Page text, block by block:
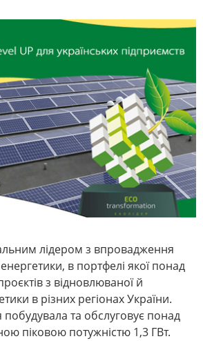
лідером з впровадження
в портфелі якої понад
з відновлюваної й
в різних регіонах України.
та обслуговує понад
піковою потужністю 1,3 ГВт.